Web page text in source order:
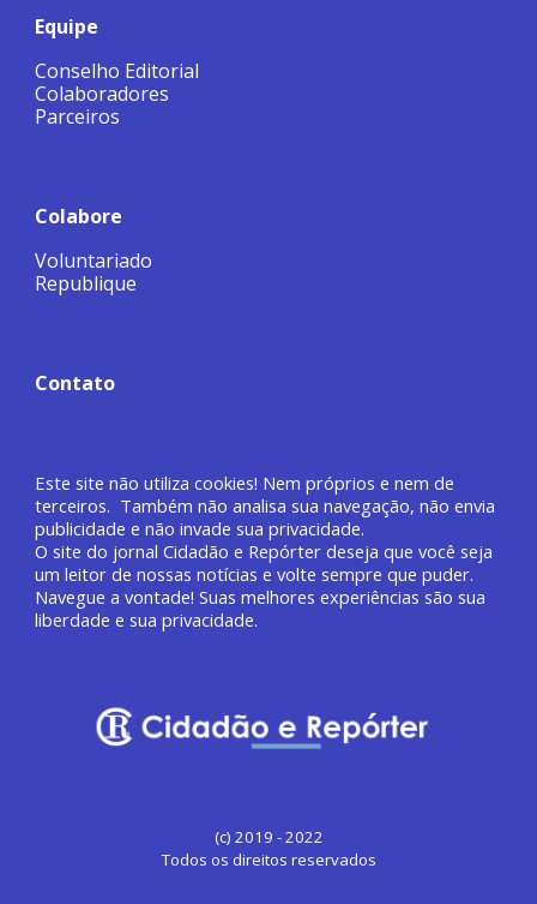
Equipe
Conselho Editorial
Colaboradores
Parceiros
Colabore
Voluntariado
Republique
Contato
Este site não utiliza cookies! Nem próprios e nem de
terceiros. Também não analisa sua navegação, não envia
publicidade e não invade sua privacidade.
O site do jornalCidadão e Repórter deseja que você seja
um leitor de nossas notícias e volte sempre que puder.
Navegue a vontade! Suas melhores experiências são sua
liberdade e sua privacidade.
(c) 2019 - 2022
Todos os direitos reservados